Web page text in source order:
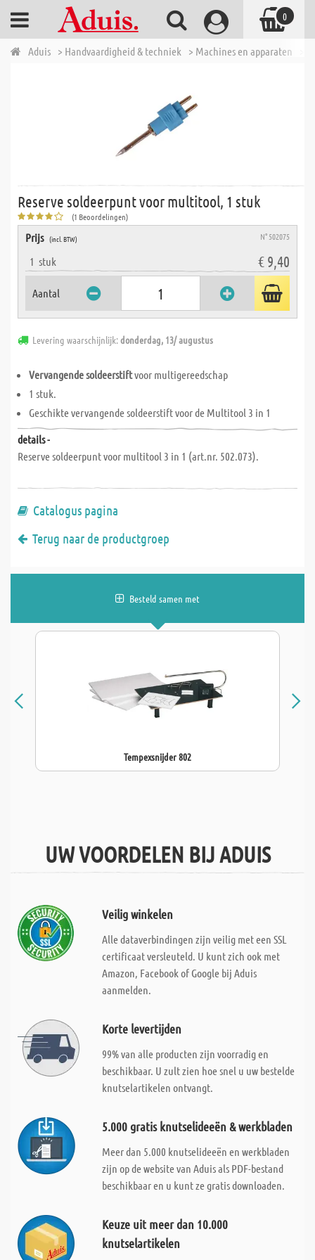
Aduis > Handvaardigheid & techniek > Machines en apparaten
Reserve soldeerpunt voor multitool, 1 stuk
(1 Beoordelingen)
Prijs (incl. BTW) N° 502075
1 stuk € 9,40
Aantal
Levering waarschijnlijk:donderdag, 13/ augustus
Vervangende soldeerstiftvoor multigereedschap
1 stuk.
Geschikte vervangende soldeerstift voor de Multitool 3 in 1
details -
Reserve soldeerpunt voor multitool 3 in 1 (art.nr. 502.073).
Catalogus pagina
Terug naar de productgroep
Besteld samen met
Tempexsnijder 802
UW VOORDELEN BIJ ADUIS
Veilig winkelen
Alle dataverbindingen zijn veilig met een SSL
certificaat versleuteld. U kunt zich ook met
Amazon, Facebook of Google bij Aduis
aanmelden.
Korte levertijden
99% van alle producten zijn voorradig en
beschikbaar. U zult zien hoe snel u uw bestelde
knutselartikelen ontvangt.
5.000 gratis knutselideeën & werkbladen
Meer dan 5.000 knutselideeën en werkbladen
zijn op de website van Aduis als PDF-bestand
beschikbaar en u kunt ze gratis downloaden.
Keuze uit meer dan 10.000
knutselartikelen
0